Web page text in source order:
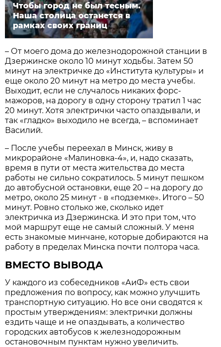
Чтобы город не был тесным.
Наша столица останется в
рамках своих границ
– От моего дома до железнодорожной станции в
Дзержинске около 10 минут ходьбы. Затем 50
минут на электричке до «Института культуры» и
еще около 20 минут на метро до места учебы.
Выходит, если не случалось никаких форс-
мажоров, на дорогу в одну сторону тратил 1 час
20 минут. Хотя электрички часто опаздывали, и
так «гладко» выходило не всегда, – вспоминает
Василий.
– После учебы переехал в Минск, живу в
микрорайоне «Малиновка-4», и, надо сказать,
время в пути от места жительства до места
работы не сильно сократилось. 5 минут пешком
до автобусной остановки, еще 20 – на дорогу до
метро, около 25 минут - в «подземке». Итого – 50
минут. Ровно столько же, сколько идет
электричка из Дзержинска. И это при том, что
мой маршрут еще не самый сложный. У меня
есть знакомые минчане, которые добираются на
работу в пределах Минска почти полтора часа.
ВМЕСТО ВЫВОДА
У каждого из собеседников «АиФ» есть свои
предложения по вопросу, как можно улучшить
транспортную ситуацию. Но все они сводятся к
простым утверждениям: электрички должны
ездить чаще и не опаздывать, а количество
городских автобусов к железнодорожным
остановочным пунктам нужно увеличить.